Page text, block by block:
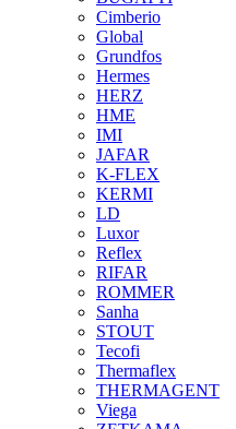
Cimberio
Global
Grundfos
Hermes
HERZ
HME
IMI
JAFAR
K-FLEX
KERMI
LD
Luxor
Reflex
RIFAR
ROMMER
Sanha
STOUT
Tecofi
Thermaflex
THERMAGENT
Viega